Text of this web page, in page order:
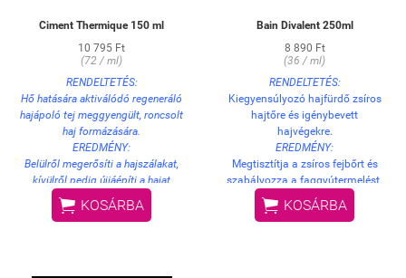
Ciment Thermique 150 ml
10 795 Ft
(72 / ml)
RENDELTETÉS:
Hő hatására aktiválódó regeneráló
hajápoló tej meggyengült, roncsolt
haj formázására.
EREDMÉNY:
Belülről megerősíti a hajszálakat,
kívülről pedig újjáépíti a hajat
körülölelő természetes
védőréteget. Megóvja a hajat a hő
 KOSÁRBA
Bain Divalent 250ml
8 890 Ft
(36 / ml)
RENDELTETÉS:
Kiegyensúlyozó hajfürdő zsíros
hajtőre és igénybevett
hajvégekre.
EREDMÉNY:
Megtisztítja a zsíros fejbőrt és
szabályozza a faggyútermelést.
Nem szárítja ki az igénybevett
hajhosszt, ezáltal a haj puha és
 KOSÁRBA